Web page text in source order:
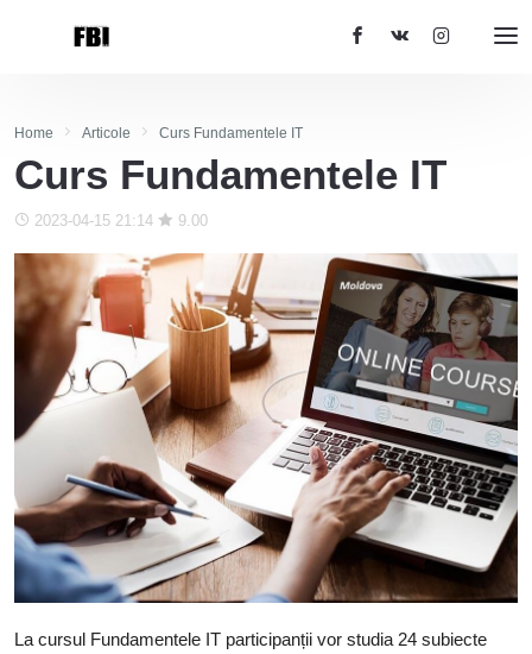
Home Articole Curs Fundamentele IT
Curs Fundamentele IT
2023-04-15 21:14 9.00
La cursul Fundamentele IT participanții vor studia 24 subiecte